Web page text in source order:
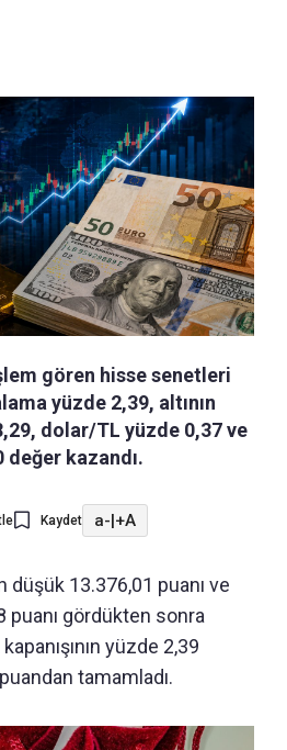
gören hisse senetleri
yüzde 2,39, altının
dolar/TL yüzde 0,37 ve
kazandı.
Kaydet a-|+A
düşük 13.376,01 puanı ve
puanı gördükten sonra
yüzde 2,39
tamamladı.